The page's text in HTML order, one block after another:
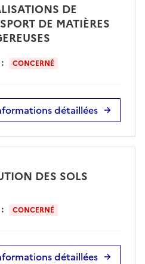
DE
DE MATIÈRES
CONCERNÉ
détaillées
DES SOLS
CONCERNÉ
détaillées